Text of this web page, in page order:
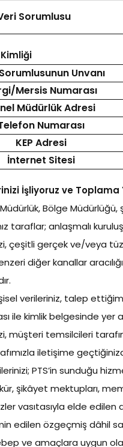
Sorumlusu
Unvanı
Mersis Numarası
Müdürlük Adresi
Numarası
KEP Adresi
İnternet Sitesi
İşliyoruz ve
Bölge
taraflar; anlaşmalı
çeşitli gerçek ve/veya
diğer kanallar
verileriniz, talep
ile kimlik belgesinde
müşteri temsilcileri
iletişime
PTS’in sunduğu
şikâyet mektupları,
vasıtasıyla elde edilen
edilen özgeçmiş dâhil
ve amaçlara uygun